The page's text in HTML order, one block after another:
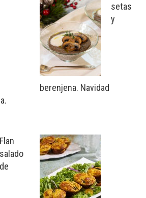
Flan
salado
de
setas
y
berenjena. Navidad